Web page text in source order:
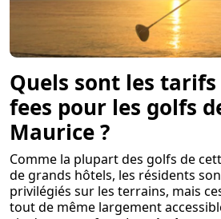
Quels sont les tarifs
fees pour les golfs
Maurice ?
Comme la plupart des golfs de
de grands hôtels, les résidents
privilégiés sur les terrains, mais
tout de même largement